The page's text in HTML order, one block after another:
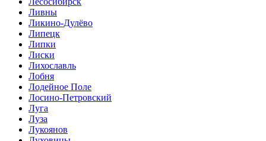
Ливны
Ликино-Дулёво
Липецк
Липки
Лиски
Лихославль
Лобня
Лодейное Поле
Лосино-Петровский
Луга
Луза
Лукоянов